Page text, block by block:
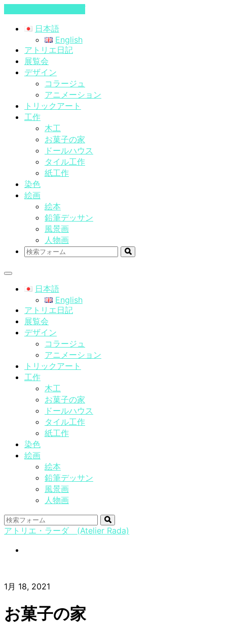
日本語
English
アトリエ日記
展覧会
デザイン
コラージュ
アニメーション
トリックアート
工作
木工
お菓子の家
ドールハウス
タイル工作
紙工作
染色
絵画
絵本
鉛筆デッサン
風景画
人物画
検
日本語
English
アトリエ日記
展覧会
デザイン
コラージュ
アニメーション
トリックアート
工作
木工
お菓子の家
ドールハウス
タイル工作
紙工作
染色
絵画
絵本
鉛筆デッサン
風景画
人物画
検
索
アトリエ・ラーダ (Atelier Rada)
1月 18, 2021
お菓子の家